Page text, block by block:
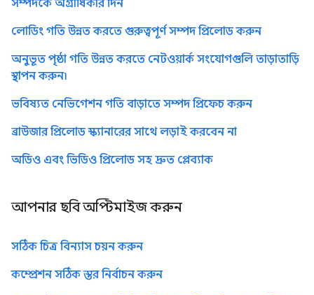
সম্পদকে অগ্রাধিকার দিন
লোডিং গতি উন্নত করতে গুরুত্বপূর্ণ সম্পদ প্রিলোড করুন
অনুভূত পৃষ্ঠা গতি উন্নত করতে নেটওয়ার্ক সংযোগগুলি তাড়াতাড়ি
স্থাপন করুন৷
ভবিষ্যত নেভিগেশন গতি বাড়াতে সম্পদ প্রিফেচ করুন
ব্রাউজার প্রিলোড স্ক্যানারের সাথে লড়াই করবেন না
অডিও এবং ভিডিও প্রিলোড সহ দ্রুত প্লেব্যাক
আপনার ছবি অপ্টিমাইজ করুন
সঠিক চিত্র বিন্যাস চয়ন করুন
কম্প্রেশন সঠিক স্তর নির্বাচন করুন